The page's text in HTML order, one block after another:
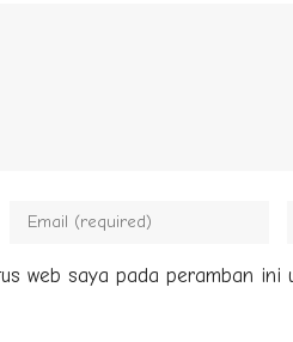
web saya pada peramban ini